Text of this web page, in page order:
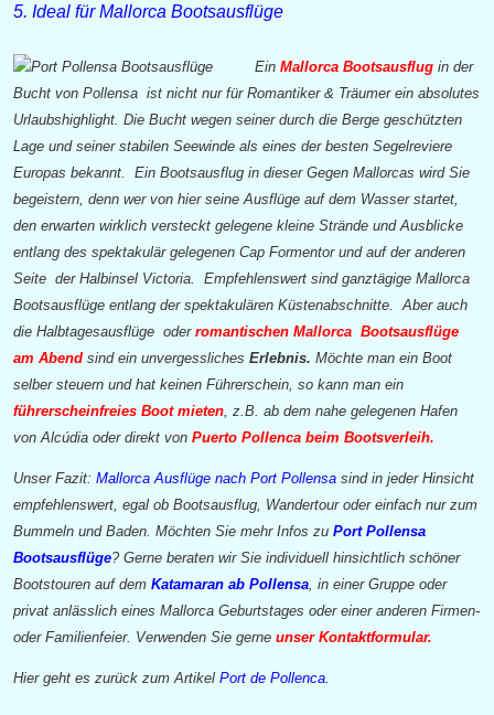
5. Ideal für Mallorca Bootsausflüge
Ein Mallorca Bootsausflug in der
Bucht von Pollensa ist nicht nur für Romantiker & Träumer ein absolutes
Urlaubshighlight. Die Bucht wegen seiner durch die Berge geschützten
Lage und seiner stabilen Seewinde als eines der besten Segelreviere
Europas bekannt. Ein Bootsausflug in dieser Gegen Mallorcas wird Sie
begeistern, denn wer von hier seine Ausflüge auf dem Wasser startet,
den erwarten wirklich versteckt gelegene kleine Strände und Ausblicke
entlang des spektakulär gelegenen Cap Formentor und auf der anderen
Seite der Halbinsel Victoria. Empfehlenswert sind ganztägige Mallorca
Bootsausflüge entlang der spektakulären Küstenabschnitte. Aber auch
die Halbtagesausflüge oder romantischen Mallorca Bootsausflüge
am Abend sind ein unvergessliches Erlebnis. Möchte man ein Boot
selber steuern und hat keinen Führerschein, so kann man ein
führerscheinfreies Boot mieten, z.B. ab dem nahe gelegenen Hafen
von Alcúdia oder direkt von Puerto Pollenca beim Bootsverleih.
Unser Fazit: Mallorca Ausflüge nach Port Pollensa sind in jeder Hinsicht
empfehlenswert, egal ob Bootsausflug, Wandertour oder einfach nur zum
Bummeln und Baden. Möchten Sie mehr Infos zu Port Pollensa
Bootsausflüge? Gerne beraten wir Sie individuell hinsichtlich schöner
Bootstouren auf dem Katamaran ab Pollensa, in einer Gruppe oder
privat anlässlich eines Mallorca Geburtstages oder einer anderen Firmen-
oder Familienfeier. Verwenden Sie gerne unser Kontaktformular.
Hier geht es zurück zum Artikel Port de Pollenca.